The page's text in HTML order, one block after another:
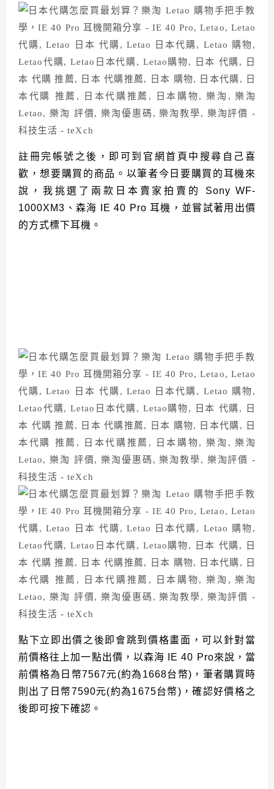
註冊完帳號之後，即可到官網首頁中搜尋自己喜
歡，想要購買的商品。以筆者今日要購買的耳機來
說，我挑選了兩款日本賣家拍賣的
Sony WF-
1000XM3 、森海 IE 40 Pro耳機，並嘗試著用出價
的方式標下耳機。
點下立即出價之後即會跳到價格畫面，可以針對當
前價格往上加一點出價，以森海 IE 40 Pro來說，當
前價格為日幣7567元(約為 1668台幣) ，筆者購買時
則出了日幣7590元(約為1675台幣) ，確認好價格之
後即可按下確認。